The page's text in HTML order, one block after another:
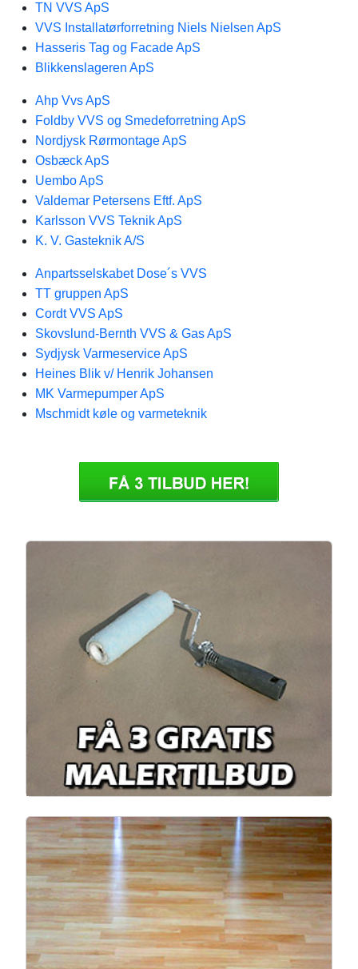
TN VVS ApS
VVS Installatørforretning Niels Nielsen ApS
Hasseris Tag og Facade ApS
Blikkenslageren ApS
Ahp Vvs ApS
Foldby VVS og Smedeforretning ApS
Nordjysk Rørmontage ApS
Osbæck ApS
Uembo ApS
Valdemar Petersens Eftf. ApS
Karlsson VVS Teknik ApS
K. V. Gasteknik A/S
Anpartsselskabet Dose´s VVS
TT gruppen ApS
Cordt VVS ApS
Skovslund-Bernth VVS & Gas ApS
Sydjysk Varmeservice ApS
Heines Blik v/ Henrik Johansen
MK Varmepumper ApS
Mschmidt køle og varmeteknik